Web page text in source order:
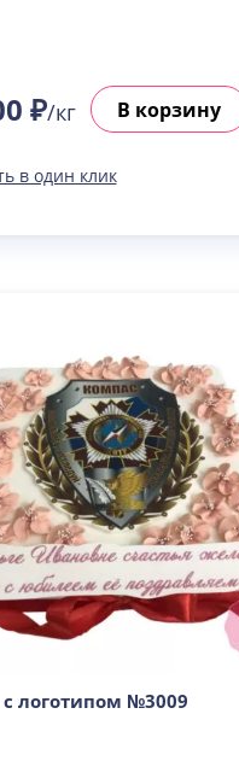
₽/кг В корзину
в один клик
с логотипом №3009